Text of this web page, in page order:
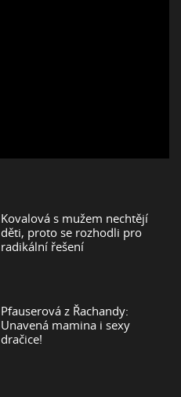
Kovalová s mužem nechtějí
děti, proto se rozhodli pro
radikální řešení
Pfauserová z Řachandy:
Unavená mamina i sexy
dračice!